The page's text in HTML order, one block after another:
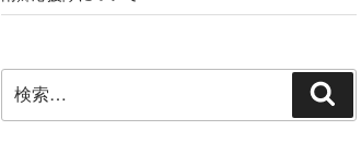
索:
索